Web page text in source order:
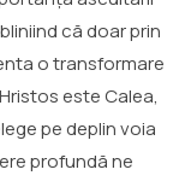
că doar prin
o transformare
este Calea,
pe deplin voia
profundă ne